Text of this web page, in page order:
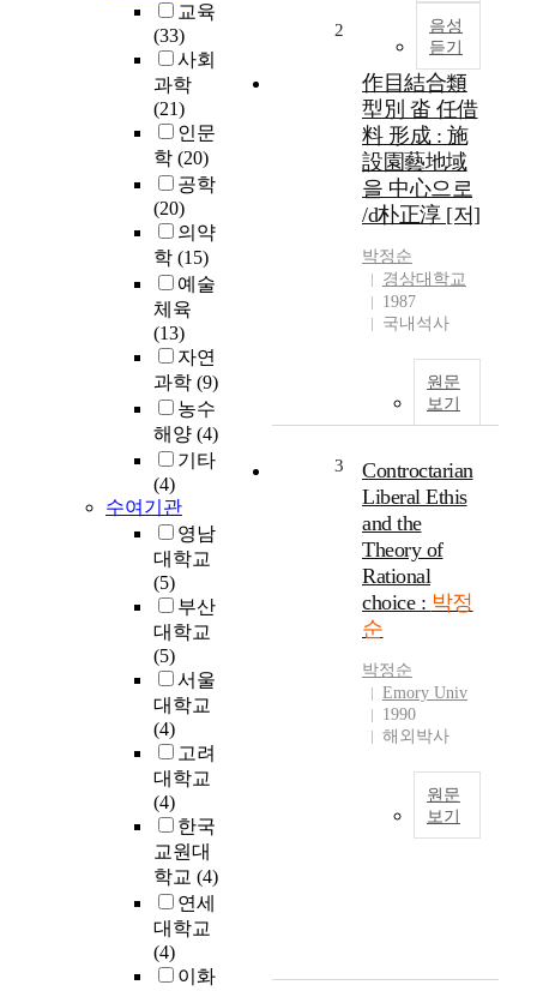
교육
(33)
사회
과학
(21)
인문
학 (20)
공학
(20)
의약
학 (15)
예술
체육
(13)
자연
과학 (9)
농수
해양 (4)
기타
(4)
수여기관
영남
대학교
(5)
부산
대학교
(5)
서울
대학교
(4)
고려
대학교
(4)
한국
교원대
학교 (4)
연세
대학교
(4)
이화
음성
듣기
x
2
作目結合類
型別 畓 任借
料 形成 : 施
設園藝地域
을 中心으로
/d朴正淳 [저]
박정순
경상대학교
1987
국내석사
원문
보기
3
Controctarian
Liberal Ethis
and the
Theory of
Rational
choice : 박정
순
박정순
Emory Univ
1990
해외박사
원문
보기